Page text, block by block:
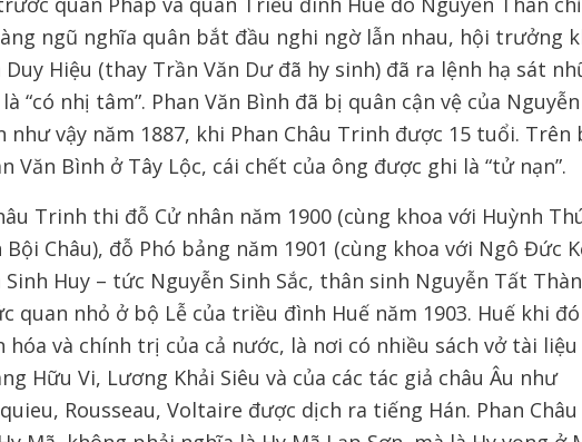
ngũ nghĩa quân bắt đầu nghi ngờ lẫn nhau, hội trưởng
Duy Hiệu (thay Trần Văn Dư đã hy sinh) đã ra lệnh hạ sát
“có nhị tâm”. Phan Văn Bình đã bị quân cận vệ của
như vậy năm 1887, khi Phan Châu Trinh được 15 tuổi. Trên
Văn Bình ở Tây Lộc, cái chết của ông được ghi là “tử nạn”.
Trinh thi đỗ Cử nhân năm 1900 (cùng khoa với Huỳnh
Bội Châu), đỗ Phó bảng năm 1901 (cùng khoa với Ngô Đức
Sinh Huy – tức Nguyễn Sinh Sắc, thân sinh Nguyễn Tất
quan nhỏ ở bộ Lễ của triều đình Huế năm 1903. Huế khi
hóa và chính trị của cả nước, là nơi có nhiều sách vở tài
Hữu Vi, Lương Khải Siêu và của các tác giả châu Âu như
Rousseau, Voltaire được dịch ra tiếng Hán. Phan